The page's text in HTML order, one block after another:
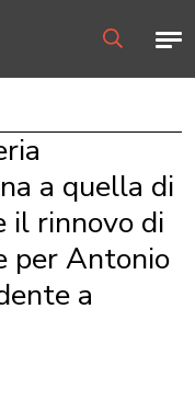
a quella di
il rinnovo di
per Antonio
a